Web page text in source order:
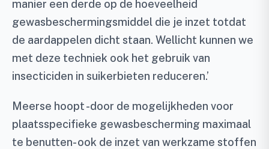
manier een derde op de hoeveelheid
gewasbeschermingsmiddel die je inzet totdat
de aardappelen dicht staan. Wellicht kunnen we
met deze techniek ook het gebruik van
insecticiden in suikerbieten reduceren.’
Meerse hoopt -door de mogelijkheden voor
plaatsspecifieke gewasbescherming maximaal
te benutten- ook de inzet van werkzame stoffen